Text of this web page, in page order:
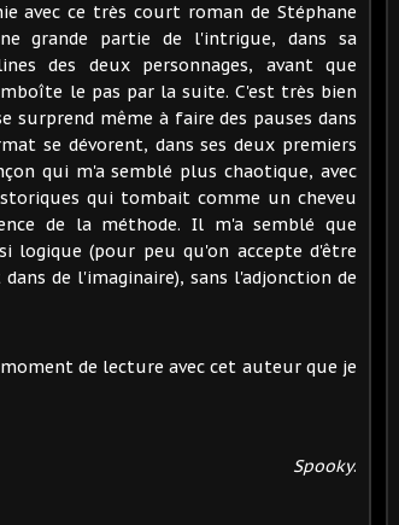
avec ce très court roman de Stéphane
grande partie de l'intrigue, dans sa
des deux personnages, avant que
le pas par la suite. C'est très bien
même à faire des pauses dans
se dévorent, dans ses deux premiers
qui m'a semblé plus chaotique, avec
qui tombait comme un cheveu
de la méthode. Il m'a semblé que
logique (pour peu qu'on accepte d'être
de l'imaginaire), sans l'adjonction de
de lecture avec cet auteur que je
Spooky.